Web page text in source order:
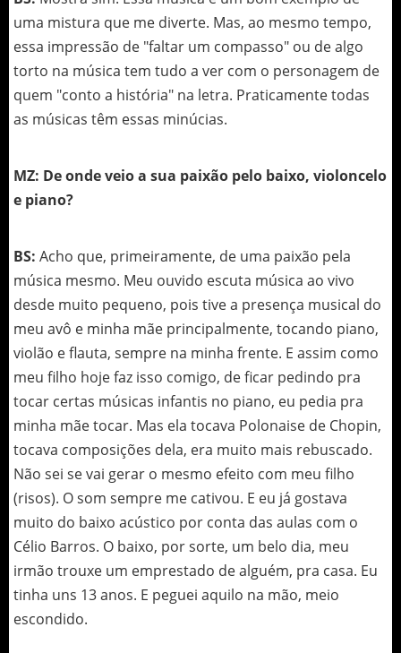
uma mistura que me diverte. Mas, ao mesmo tempo,
essa impressão de "faltar um compasso" ou de algo
torto na música tem tudo a ver com o personagem de
quem "conto a história" na letra. Praticamente todas
as músicas têm essas minúcias.
MZ: De onde veio a sua paixão pelo baixo, violoncelo
e piano?
BS: Acho que, primeiramente, de uma paixão pela
música mesmo. Meu ouvido escuta música ao vivo
desde muito pequeno, pois tive a presença musical do
meu avô e minha mãe principalmente, tocando piano,
violão e flauta, sempre na minha frente. E assim como
meu filho hoje faz isso comigo, de ficar pedindo pra
tocar certas músicas infantis no piano, eu pedia pra
minha mãe tocar. Mas ela tocava Polonaise de Chopin,
tocava composições dela, era muito mais rebuscado.
Não sei se vai gerar o mesmo efeito com meu filho
(risos). O som sempre me cativou. E eu já gostava
muito do baixo acústico por conta das aulas com o
Célio Barros. O baixo, por sorte, um belo dia, meu
irmão trouxe um emprestado de alguém, pra casa. Eu
tinha uns 13 anos. E peguei aquilo na mão, meio
escondido.